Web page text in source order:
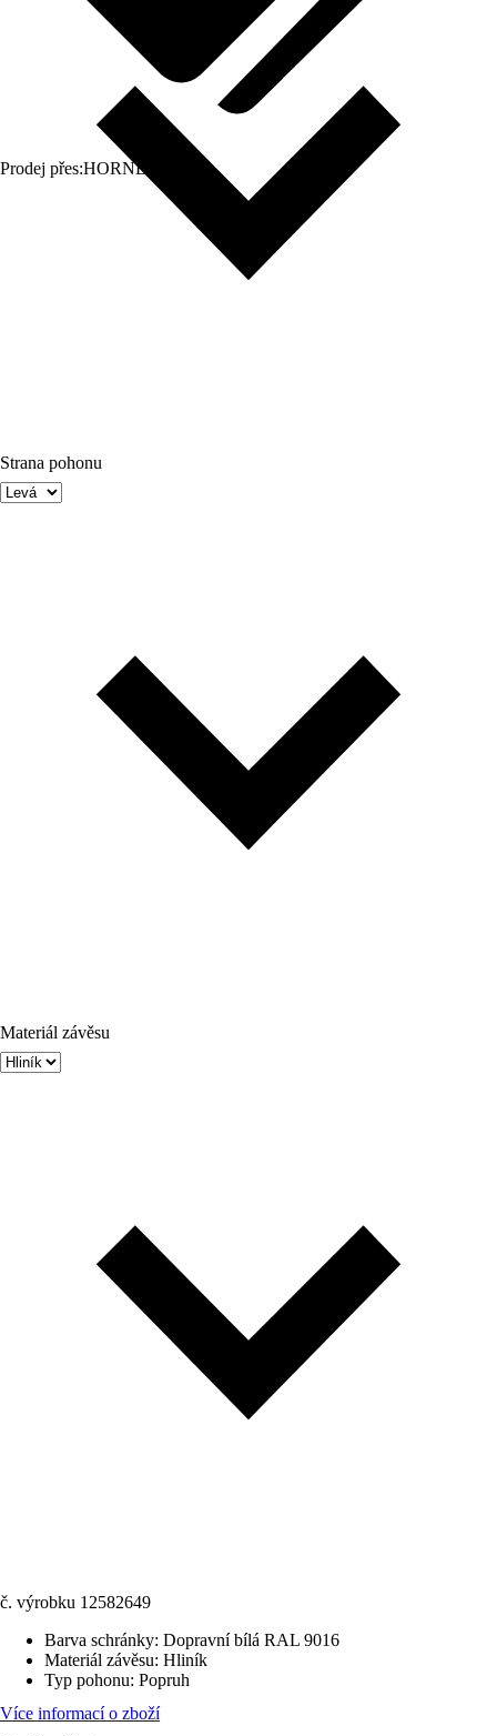
Prodej přes:HORNBACH
Strana pohonu
Materiál závěsu
č. výrobku 12582649
Barva schránky: Dopravní bílá RAL 9016
Materiál závěsu: Hliník
Typ pohonu: Popruh
Více informací o zboží